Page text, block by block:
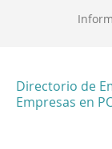
Directorio de
Empresas en